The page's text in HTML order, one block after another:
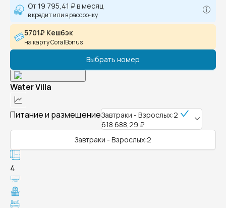
От19 795,41 ₽в месяц
в кредит или в рассрочку
5701₽ Кешбэк
на карту CoralBonus
Выбрать номер
Water Villa
Питание и размещениеЗавтраки - Взрослых:2
618 688,29 ₽
Завтраки - Взрослых:2
4